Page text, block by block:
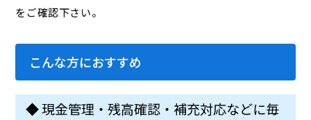
をご確認下さい。
こんな方におすすめ
◆ 現金管理・残高確認・補充対応などに毎